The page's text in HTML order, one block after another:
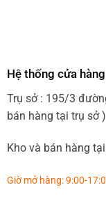
Hệ thống cửa hàng
Trụ sở : 195/3
bán hàng tại trụ sở )
Kho và bán hàng
Giờ mở hàng: 9:00-